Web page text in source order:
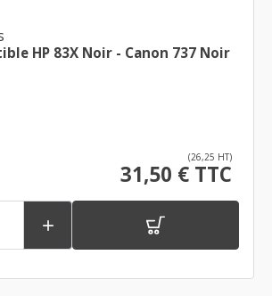
HP 83X Noir - Canon 737 Noir
(26,25 HT)
31,50 € TTC
